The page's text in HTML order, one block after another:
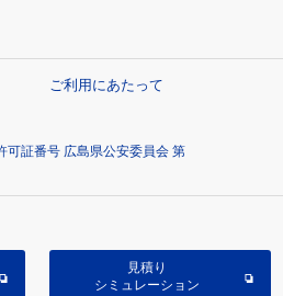
ご利用にあたって
可証番号 広島県公安委員会 第
見積り
シミュレーション